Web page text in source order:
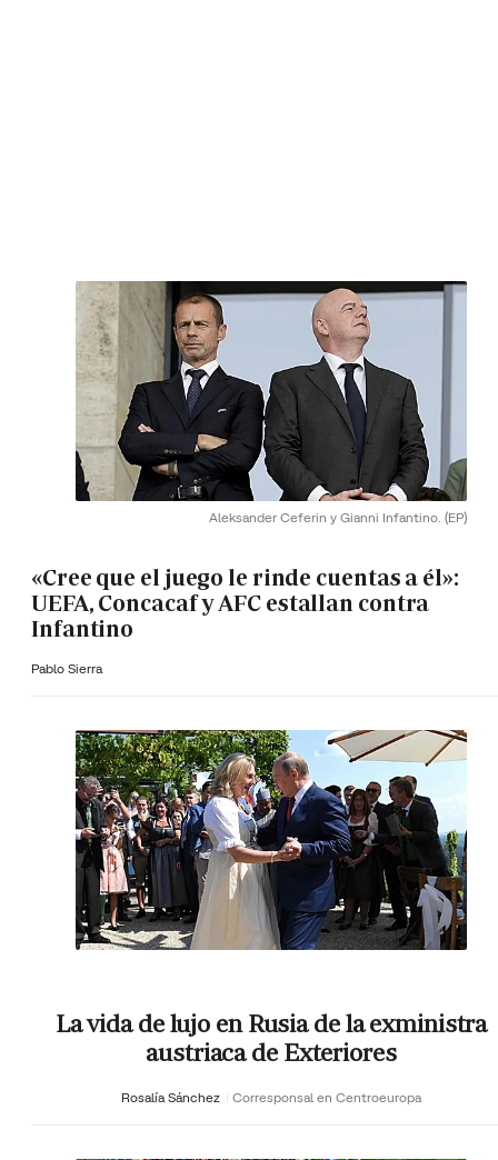
Aleksander Ceferin y Gianni Infantino. (EP)
«Cree que el juego le rinde cuentas a él»:
UEFA, Concacaf y AFC estallan contra
Infantino
Pablo Sierra
La vida de lujo en Rusia de la exministra
austriaca de Exteriores
Rosalía Sánchez Corresponsal en Centroeuropa